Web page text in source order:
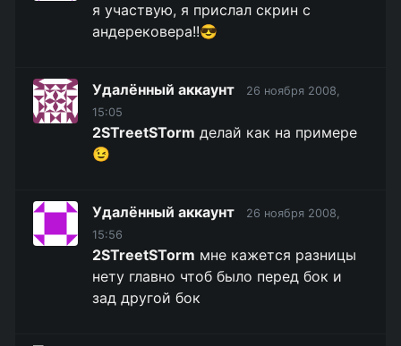
я участвую, я прислал скрин с
андерековера!!😎
Удалённый аккаунт
26 ноября 2008,
15:05
2STreetSTorm делай как на примере
😉
Удалённый аккаунт
26 ноября 2008,
15:56
2STreetSTorm мне кажется разницы
нету главно чтоб было перед бок и
зад другой бок